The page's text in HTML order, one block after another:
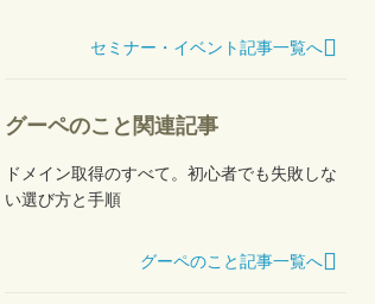
セミナー・イベント記事一覧へ
グーペのこと関連記事
ドメイン取得のすべて。初心者でも失敗しな
い選び方と手順
グーペのこと記事一覧へ